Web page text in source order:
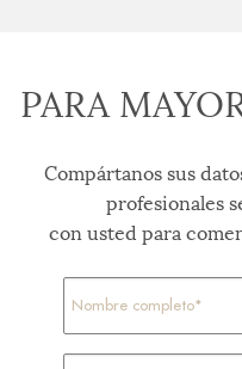
PARA
Compártanos sus
profesionales
con usted para